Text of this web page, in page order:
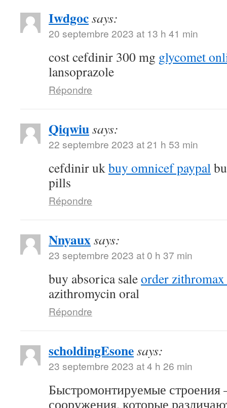
Iwdgocsays:
20 septembre 2023 at 13 h 41 min
cost cefdinir 300 mg glycomet
lansoprazole
Répondre
Qiqwiusays:
22 septembre 2023 at 21 h 53 min
cefdinir ukbuy omnicef paypal
pills
Répondre
Nnyauxsays:
23 septembre 2023 at 0 h 37 min
buy absorica saleorder
azithromycin oral
Répondre
scholdingEsonesays:
23 septembre 2023 at 4 h 26 min
Быстромонтируемые строения
сооружения, которые